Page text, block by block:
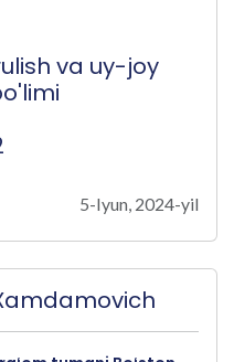
va uy-joy
5-Iyun, 2024-yil